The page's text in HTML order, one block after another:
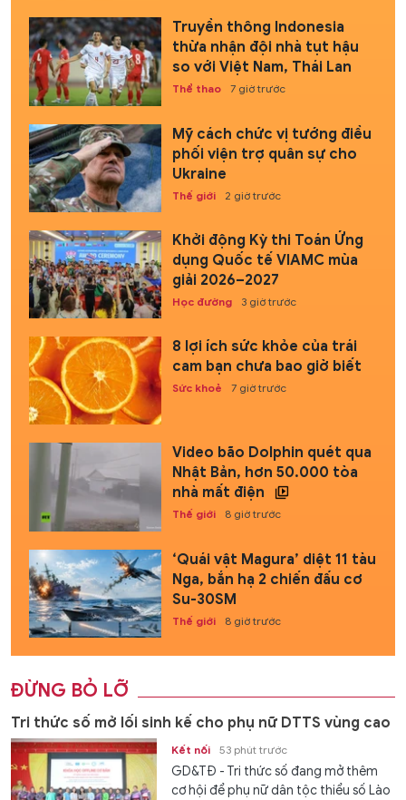
Truyền thông Indonesia
thừa nhận đội nhà tụt hậu
so với Việt Nam, Thái Lan
Thể thao 7 giờ trước
Mỹ cách chức vị tướng điều
phối viện trợ quân sự cho
Ukraine
Thế giới 2 giờ trước
Khởi động Kỳ thi Toán Ứng
dụng Quốc tế VIAMC mùa
giải 2026–2027
Học đường 3 giờ trước
8 lợi ích sức khỏe của trái
cam bạn chưa bao giờ biết
Sức khoẻ 7 giờ trước
Video bão Dolphin quét qua
Nhật Bản, hơn 50.000 tòa
nhà mất điện
Thế giới 8 giờ trước
‘Quái vật Magura’ diệt 11 tàu
Nga, bắn hạ 2 chiến đấu cơ
Su-30SM
Thế giới 8 giờ trước
ĐỪNG BỎ LỠ
Tri thức số mở lối sinh kế cho phụ nữ DTTS vùng cao
Kết nối 53 phút trước
GD&TĐ - Tri thức số đang mở thêm
cơ hội để phụ nữ dân tộc thiểu số Lào